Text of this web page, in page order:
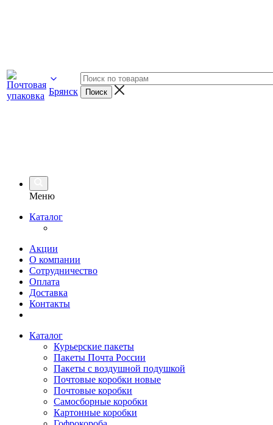
Брянск
Меню
Каталог
Акции
О компании
Сотрудничество
Оплата
Доставка
Контакты
Каталог
Курьерские пакеты
Пакеты Почта России
Пакеты с воздушной подушкой
Почтовые коробки новые
Почтовые коробки
Самосборные коробки
Картонные коробки